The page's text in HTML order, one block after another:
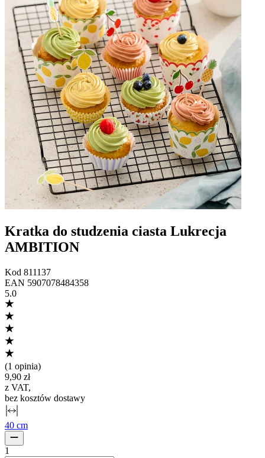
Kratka do studzenia ciasta Lukrecja
AMBITION
Kod 811137
EAN 5907078484358
5.0
(1 opinia)
9,90 zł
z VAT,
bez kosztów dostawy
40 cm
1